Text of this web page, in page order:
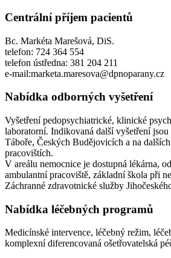
Centrální příjem pacientů
Bc. Markéta Marešová, DiS.
telefon: 724 364 554
telefon ústředna: 381 204 211
e-mail:marketa.maresova@dpnoparany.cz
Nabídka odborných vyšetření
Vyšetření pedopsychiatrické, klinické
laboratorní. Indikovaná další vyšetření
Táboře, Českých Budějovicích a na
pracovištích.
V areálu nemocnice je dostupná lékárna,
ambulantní pracoviště, základní škola při
Záchranné zdravotnické služby
Nabídka léčebných programů
Medicínské intervence, léčebný režim,
komplexní diferencovaná ošetřovatelská